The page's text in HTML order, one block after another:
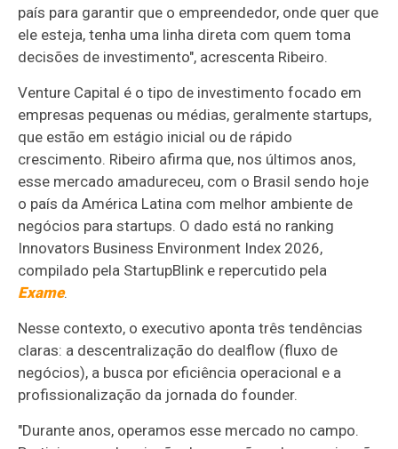
país para garantir que o empreendedor, onde quer que
ele esteja, tenha uma linha direta com quem toma
decisões de investimento", acrescenta Ribeiro.
Venture Capital é o tipo de investimento focado em
empresas pequenas ou médias, geralmente startups,
que estão em estágio inicial ou de rápido
crescimento. Ribeiro afirma que, nos últimos anos,
esse mercado amadureceu, com o Brasil sendo hoje
o país da América Latina com melhor ambiente de
negócios para startups. O dado está no ranking
Innovators Business Environment Index 2026,
compilado pela StartupBlink e repercutido pela
Exame.
Nesse contexto, o executivo aponta três tendências
claras: a descentralização do dealflow (fluxo de
negócios), a busca por eficiência operacional e a
profissionalização da jornada do founder.
"Durante anos, operamos esse mercado no campo.